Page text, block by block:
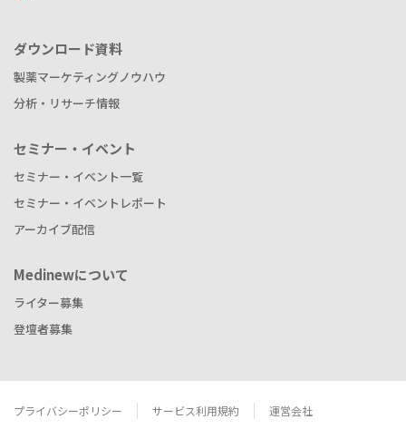
ダウンロード資料
製薬マーケティングノウハウ
分析・リサーチ情報
セミナー・イベント
セミナー・イベント一覧
セミナー・イベントレポート
アーカイブ配信
Medinewについて
ライター募集
登壇者募集
プライバシーポリシー サービス利用規約 運営会社